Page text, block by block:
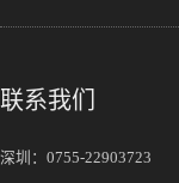
联系我们
深圳： 0755-22903723